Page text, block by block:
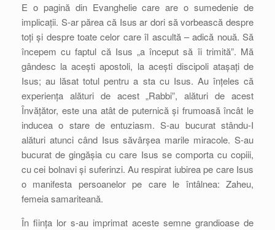
E o pagină din Evanghelie care are o sumedenie de
implicații. S-ar părea că Isus ar dori să vorbească despre
toți și despre toate celor care îl ascultă – adică nouă. Să
începem cu faptul că Isus „a început să îi trimită”. Mă
gândesc la acești apostoli, la acești discipoli atașați de
Isus; au lăsat totul pentru a sta cu Isus. Au înțeles că
experiența alături de acest „Rabbi”, alături de acest
Învățător, este una atât de puternică și frumoasă încât le
inducea o stare de entuziasm. S-au bucurat stându-I
alături atunci când Isus săvârșea marile miracole. S-au
bucurat de gingășia cu care Isus se comporta cu copiii,
cu cei bolnavi și suferinzi. Au respirat iubirea pe care Isus
o manifesta persoanelor pe care le întâlnea: Zaheu,
femeia samariteană.
În ființa lor s-au imprimat aceste semne grandioase de